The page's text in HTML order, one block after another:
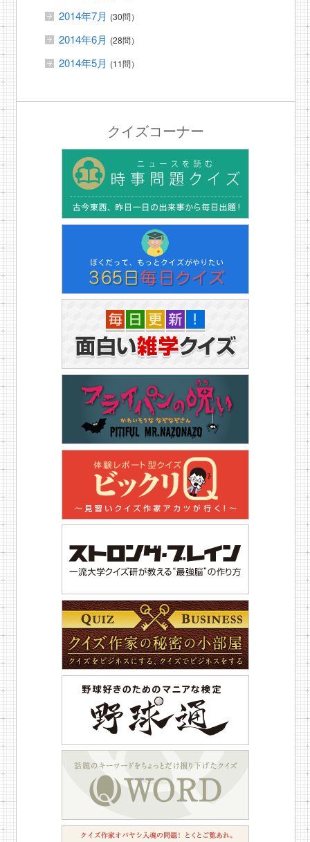
2014年7月 (30問）
2014年6月 (28問）
2014年5月 (11問）
クイズコーナー